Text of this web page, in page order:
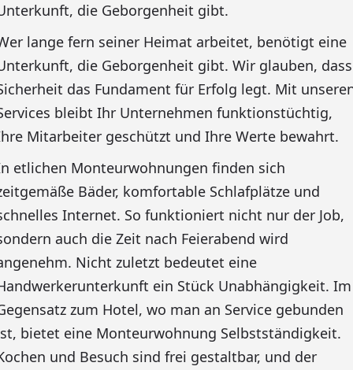
die Geborgenheit gibt.
lange fern seiner Heimat arbeitet, benötigt eine
die Geborgenheit gibt. Wir glauben, dass
das Fundament für Erfolg legt. Mit
bleibt Ihr Unternehmen funktionstüchtig,
Mitarbeiter geschützt und Ihre Werte bewahrt.
etlichen Monteurwohnungen finden sich
Bäder, komfortable Schlafplätze und
Internet. So funktioniert nicht nur der Job,
auch die Zeit nach Feierabend wird
Nicht zuletzt bedeutet eine
ein Stück Unabhängigkeit. Im
zum Hotel, wo man an Service gebunden
bietet eine Monteurwohnung Selbstständigkeit.
und Besuch sind frei gestaltbar, und der